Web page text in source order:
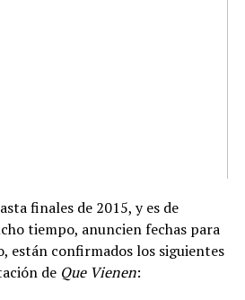
finales de 2015, y es de
tiempo, anuncien fechas para
están confirmados los siguientes
de Que Vienen: